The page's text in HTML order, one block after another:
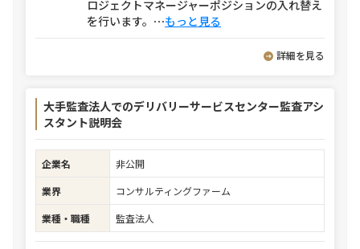
ロジェクトマネージャーポジションの入れ替え
を行います。 ⋯もっと見る
詳細を見る
大手監査法人でのデリバリーサービスセンター監査アシ
スタント説明会
企業名
非公開
業界
コンサルティングファーム
業種・職種
監査法人